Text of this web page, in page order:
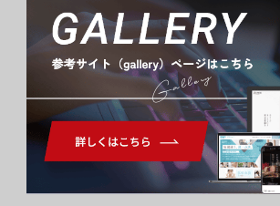
Gallery